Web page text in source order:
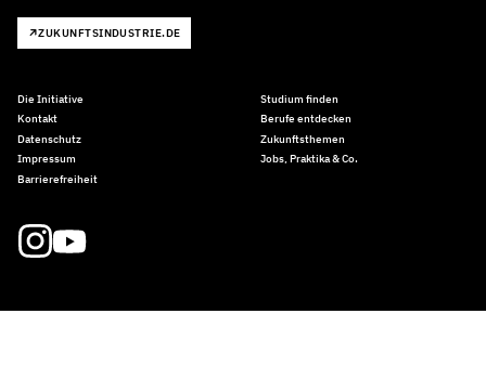
ZUKUNFTSINDUSTRIE.DE
Die Initiative
Kontakt
Datenschutz
Impressum
Barrierefreiheit
Studium finden
Berufe entdecken
Zukunftsthemen
Jobs, Praktika & Co.